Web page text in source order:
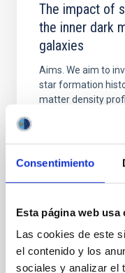
Consentimiento
Esta página web usa
Las cookies de este
el contenido y los
sociales y analizar el
The impact of
the inner dark
galaxies
Aims. We aim to
star formation
matter density
particular, we
temporal
formation of cored
Methods. We
Sarrato-Alós,
Fecha de
BIBCODE